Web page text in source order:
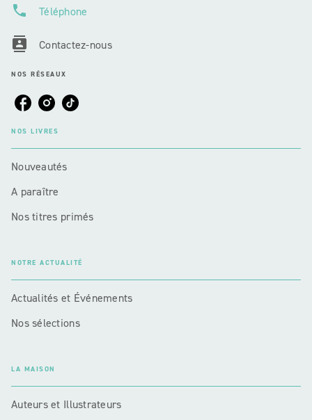
phone Téléphone
contacts Contactez-nous
NOS RÉSEAUX
NOS LIVRES
Nouveautés
A paraître
Nos titres primés
NOTRE ACTUALITÉ
Actualités et Événements
Nos sélections
LA MAISON
Auteurs et Illustrateurs